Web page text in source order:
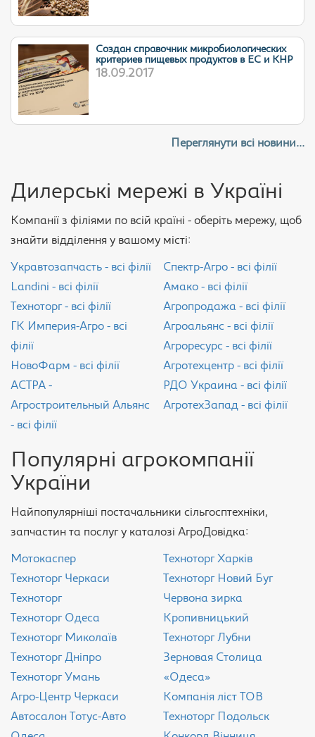
Cоздан справочник микробиологических
критериев пищевых продуктов в ЕС и КНР
18.09.2017
Переглянути всі новини...
Дилерські мережі в Україні
Компанії з філіями по всій країні - оберіть мережу, щоб
знайти відділення у вашому місті:
Укравтозапчасть - всі філії
Landini - всі філії
Техноторг - всі філії
ГК Империя-Агро - всі
філії
НовоФарм - всі філії
АСТРА -
Агростроительный Альянс
- всі філії
Спектр-Агро - всі філії
Амако - всі філії
Агропродажа - всі філії
Агроальянс - всі філії
Агроресурс - всі філії
Агротехцентр - всі філії
РДО Украина - всі філії
АгротехЗапад - всі філії
Популярні агрокомпанії
України
Найпопулярніші постачальники сільгосптехніки,
запчастин та послуг у каталозі АгроДовідка:
Мотокаспер
Техноторг Черкаси
Техноторг
Техноторг Одеса
Техноторг Миколаїв
Техноторг Дніпро
Техноторг Умань
Агро-Центр Черкаси
Aвтосалон Тотус-Авто
Техноторг Харків
Техноторг Новий Буг
Червона зирка
Кропивницький
Техноторг Лубни
Зерновая Столица
«Одеса»
Компанія ліст ТОВ
Техноторг Подольск